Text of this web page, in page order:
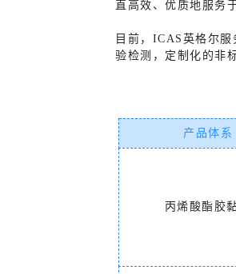
直高效、优质地服务
目前，ICAS英格尔
验检测，定制化的非
产品体系
丙烯酸酯胶